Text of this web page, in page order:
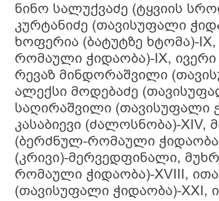
ნინო სალუქვაძე (ტყვიის
კურტანიძე (თავისუფალი
ხოფერია (ბატუტზე ხტომა)-
რომაული ჭიდაობა)-IX,
რევაზ მინდორაშვილი
ალექსი მოდებაძე
საღირაშვილი (თავისუფალი
კასაბიევი (ძალოსნობა)-XIV,
(ბერძნულ-რომაული
(კრივი)-მერვედფინალი,
რომაული ჭიდაობა)-XVIII,
(თავისუფალი ჭიდაობა)-XXI,